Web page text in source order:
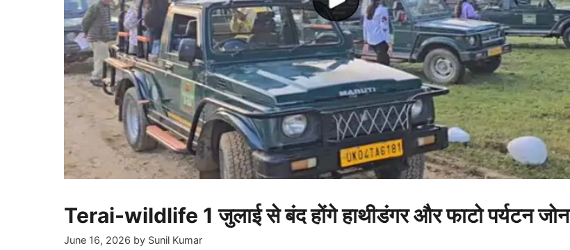
Terai-wildlife 1 जुलाई से बंद होंगे हाथीडंगर और फाटो पर्यटन जोन
June 16, 2026 by Sunil Kumar